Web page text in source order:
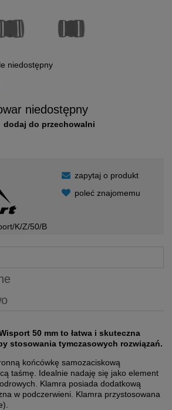
niedostępny
niedostępny
dodaj do przechowalni
K/Z/50/B
zapytaj o produkt
poleć znajomemu
50 mm to łatwa i skuteczna
stosowania tymczasowych rozwiązań.
końcówkę samozaciskową
taśmę. Idealnie nadaję się jako element
Klamra posiada dodatkową
w podczerwieni. Klamra przystosowana